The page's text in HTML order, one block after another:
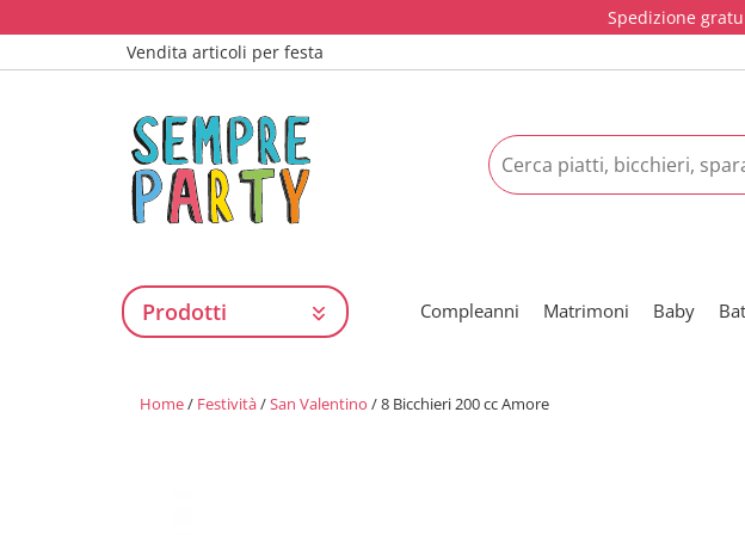
Spedizione
Vendita articoli per festa
Prodotti Compleanni Matrimoni Baby
Home/ Festività/San Valentino / 8 Bicchieri 200 cc Amore